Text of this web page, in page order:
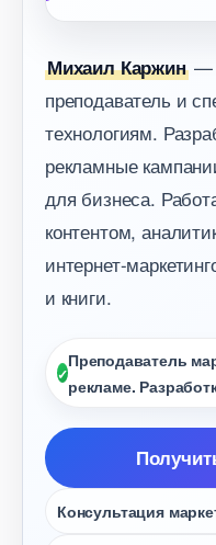
Михаил Каржин—
преподаватель и
технологиям.
рекламные
для бизнеса.
контентом,
интернет-
и книги.
Преподаватель
рекламе.
Консультация